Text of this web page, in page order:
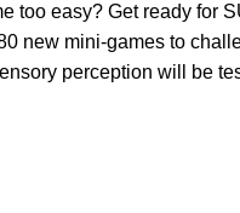
too easy? Get ready for
new mini-games to
perception will be